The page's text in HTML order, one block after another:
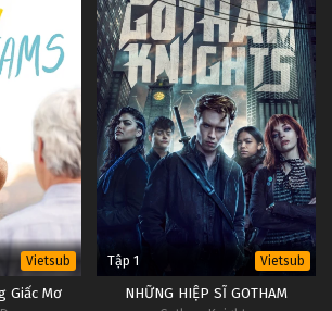
Vietsub
Giấc Mơ
Tập 1 Vietsub
NHỮNG HIỆP SĨ GOTHAM